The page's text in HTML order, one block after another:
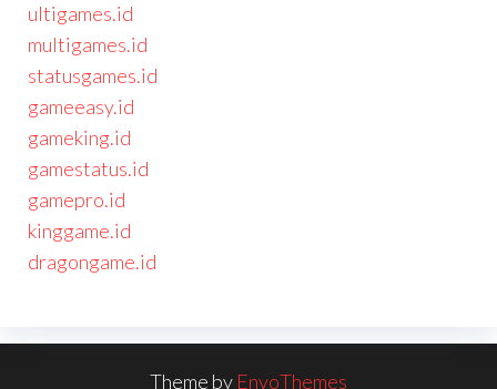
ultigames.id
multigames.id
statusgames.id
gameeasy.id
gameking.id
gamestatus.id
gamepro.id
kinggame.id
dragongame.id
Theme by EnvoThemes